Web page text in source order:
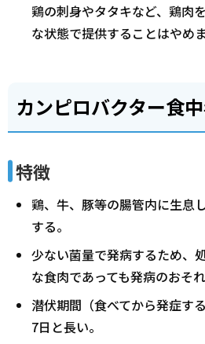
鶏の刺身やタタキなど、鶏肉
な状態で提供することはやめま
カンピロバクター食
特徴
鶏、牛、豚等の腸管内に生息
する。
少ない菌量で発病するため、
な食肉であっても発病のおそれ
潜伏期間（食べてから発症す
7日と長い。